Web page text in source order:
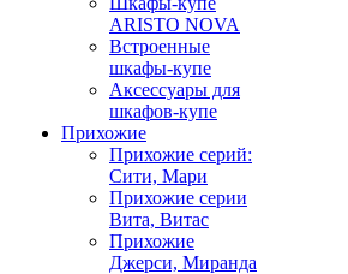
ARISTO NOVA
Встроенные
шкафы-купе
Аксессуары для
шкафов-купе
Прихожие
Прихожие серий:
Сити, Мари
Прихожие серии
Вита, Витас
Прихожие
Джерси, Миранда